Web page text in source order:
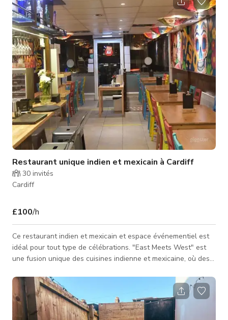
Restaurant unique indien et mexicain à Cardiff
30 invités
Cardiff
£100/h
Ce restaurant indien et mexicain et espace événementiel est
idéal pour tout type de célébrations. "East Meets West" est
une fusion unique des cuisines indienne et mexicaine, où des
harmonieusement combinées avec des ingrédients de qualité
et des techniques culinaires classiques. (a) Capacité d'accueil
du lieu - 36. Frais de location par heure - 100 £. (b) Si réservé
avec un repas de 3 plats incluant une boisson de bienvenue